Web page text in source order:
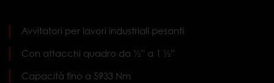
Avvitatori per lavori industriali pesanti
Con attacchi quadro da ½” a 1 ½”
Capacità fino a 5933 Nm